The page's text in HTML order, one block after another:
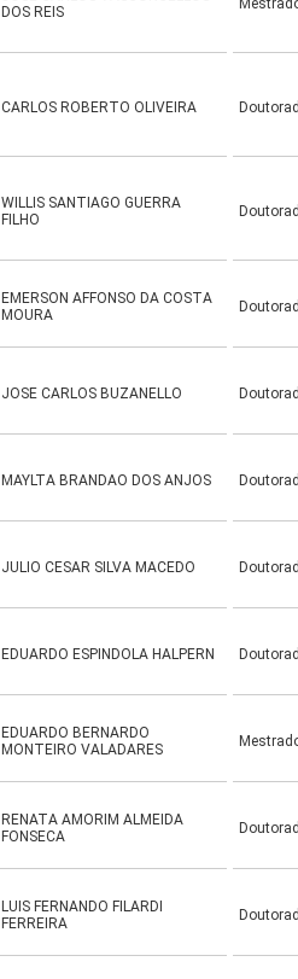
DOS REIS
CARLOS ROBERTO OLIVEIRA
WILLIS SANTIAGO GUERRA
FILHO
EMERSON AFFONSO DA COSTA
MOURA
JOSE CARLOS BUZANELLO
MAYLTA BRANDAO DOS ANJOS
JULIO CESAR SILVA MACEDO
EDUARDO ESPINDOLA HALPERN
EDUARDO BERNARDO
MONTEIRO VALADARES
RENATA AMORIM ALMEIDA
FONSECA
LUIS FERNANDO FILARDI
FERREIRA